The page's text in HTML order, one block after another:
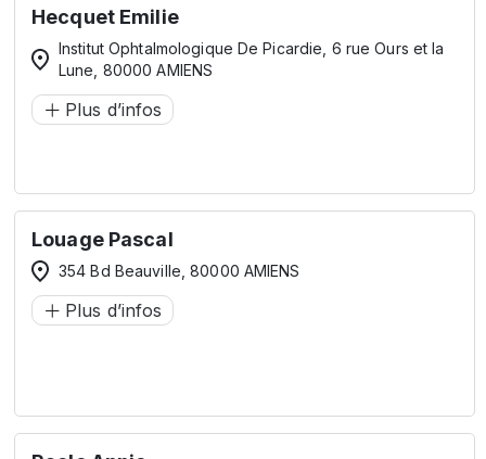
Hecquet Emilie
Institut Ophtalmologique De Picardie, 6 rue Ours et la
Lune, 80000 AMIENS
Plus d’infos
Louage Pascal
354 Bd Beauville, 80000 AMIENS
Plus d’infos